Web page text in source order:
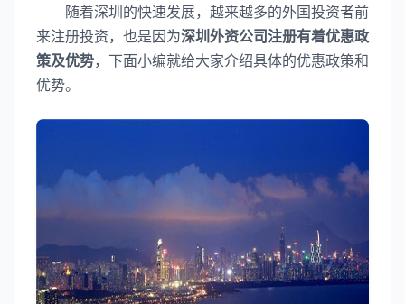
随着深圳的快速发展，越来越多的外国投资者前
来注册投资，也是因为深圳外资公司注册有着优惠政
策及优势，下面小编就给大家介绍具体的优惠政策和
优势。